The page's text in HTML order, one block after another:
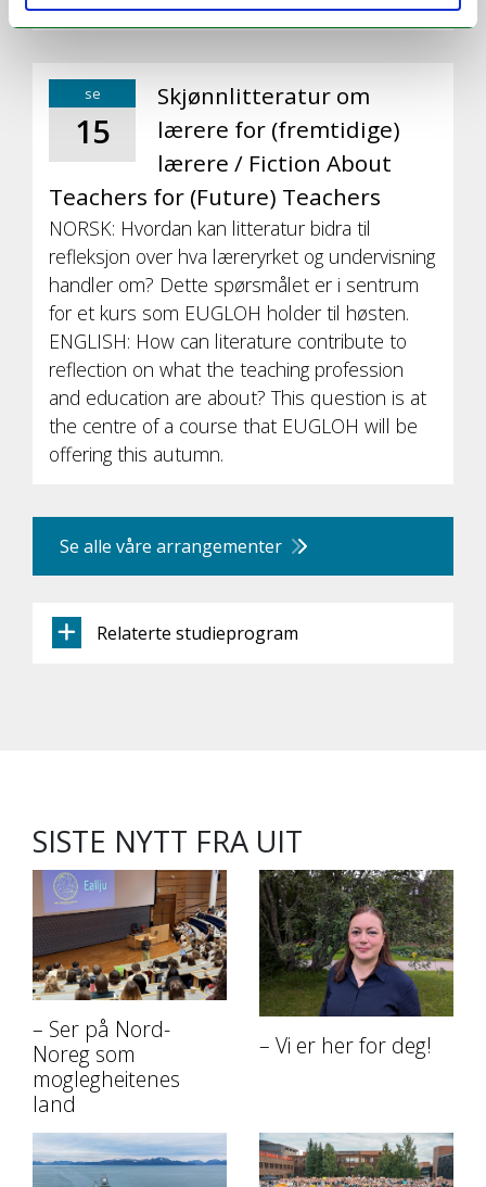
se
15
Skjønnlitteratur om
lærere for (fremtidige)
lærere / Fiction About
Teachers for (Future) Teachers
NORSK: Hvordan kan litteratur bidra til
refleksjon over hva læreryrket og undervisning
handler om? Dette spørsmålet er i sentrum
for et kurs som EUGLOH holder til høsten.
ENGLISH: How can literature contribute to
reflection on what the teaching profession
and education are about? This question is at
the centre of a course that EUGLOH will be
offering this autumn.
Se alle våre arrangementer
Relaterte studieprogram
SISTE NYTT FRA UIT
– Ser på Nord-
Noreg som
moglegheitenes
land
– Vi er her for deg!